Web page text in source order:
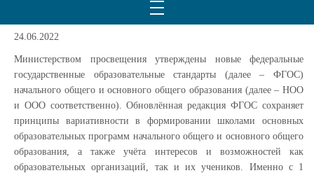
24.06.2022
Министерством просвещения утверждены новые федеральные
государственные образовательные стандарты (далее – ФГОС)
начального общего и основного общего образования (далее – НОО
и ООО соответственно). Обновлённая редакция ФГОС сохраняет
принципы вариативности в формировании школами основных
образовательных программ начального общего и основного общего
образования, а также учёта интересов и возможностей как
образовательных организаций, так и их учеников. Именно с 1